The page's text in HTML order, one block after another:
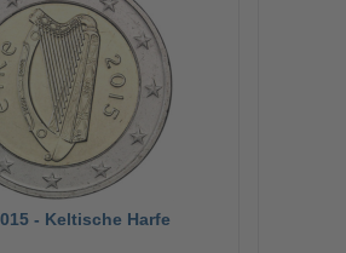
- Keltische Harfe